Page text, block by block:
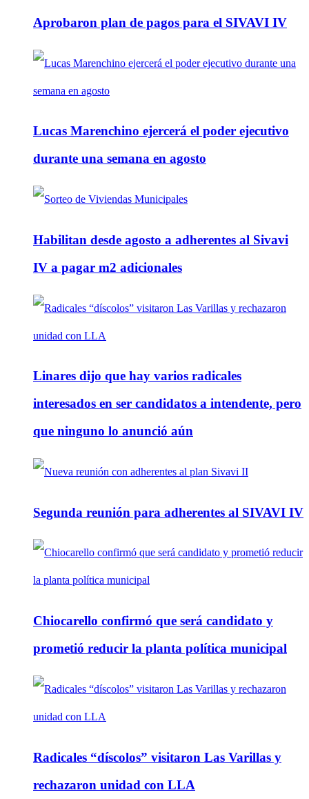
Aprobaron plan de pagos para el SIVAVI IV
Lucas Marenchino ejercerá el poder ejecutivo
durante una semana en agosto
Habilitan desde agosto a adherentes al Sivavi
IV a pagar m2 adicionales
Linares dijo que hay varios radicales
interesados en ser candidatos a intendente, pero
que ninguno lo anunció aún
Segunda reunión para adherentes al SIVAVI IV
Chiocarello confirmó que será candidato y
prometió reducir la planta política municipal
Radicales “díscolos” visitaron Las Varillas y
rechazaron unidad con LLA